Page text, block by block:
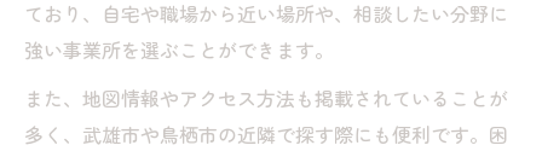
ており、自宅や職場から近い場所や、相談したい分野に
強い事業所を選ぶことができます。
また、地図情報やアクセス方法も掲載されていることが
多く、武雄市や鳥栖市の近隣で探す際にも便利です。困